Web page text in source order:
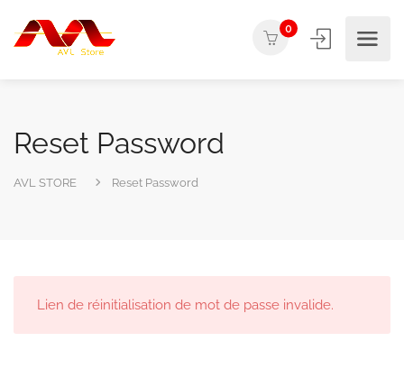
0
Reset Password
AVL STORE Reset Password
Lien de réinitialisation de mot de passe invalide.